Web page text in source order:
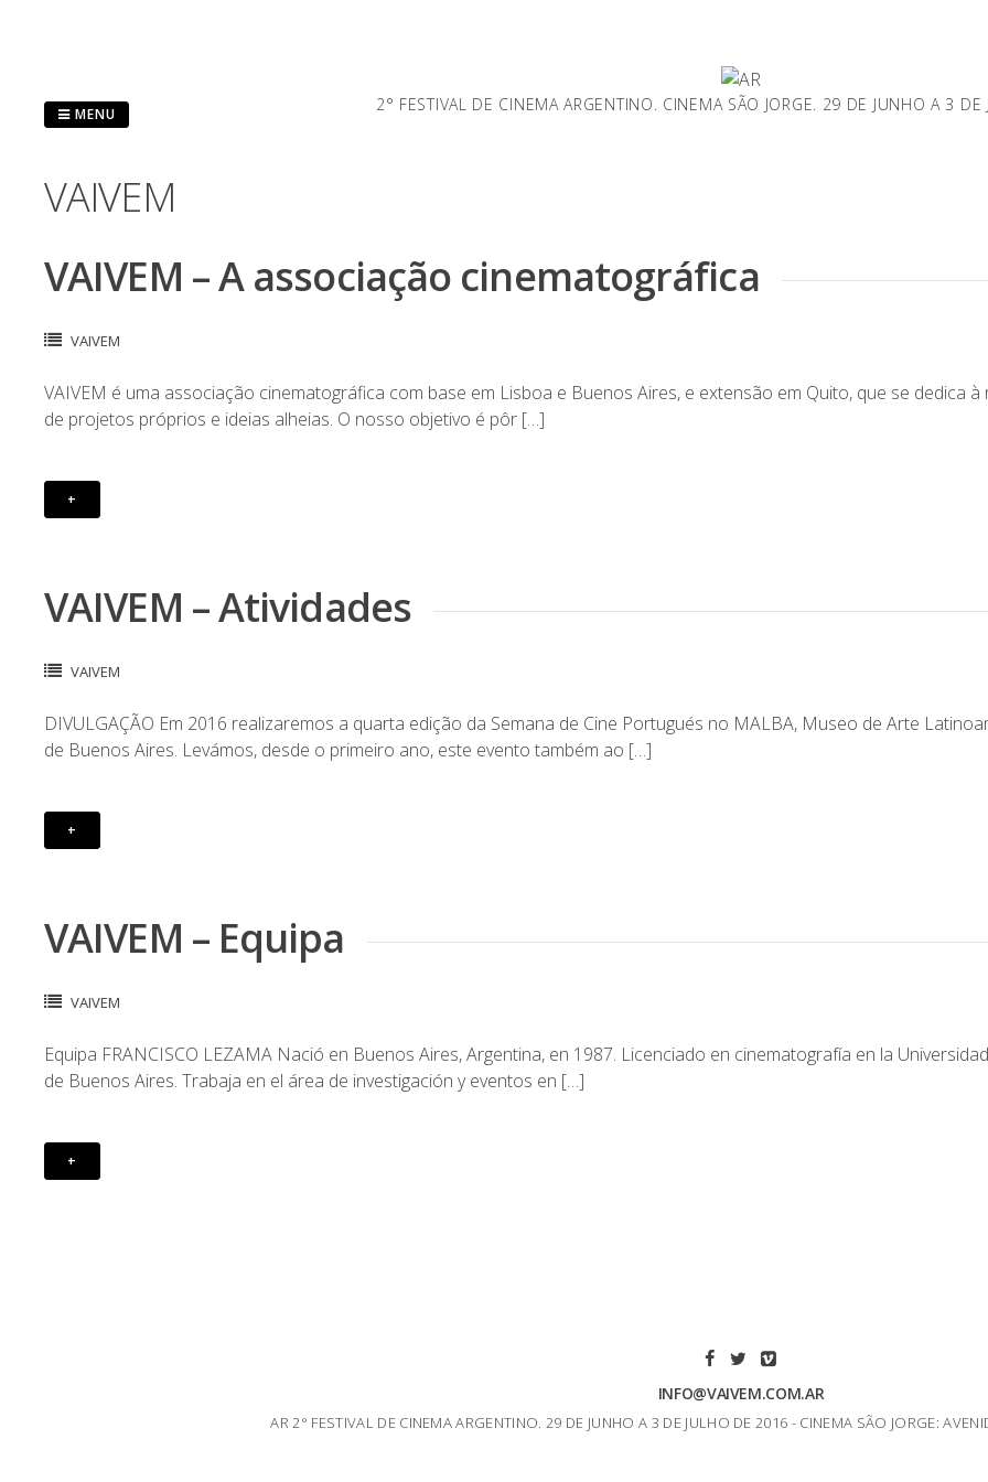
2° FESTIVAL DE CINEMA ARGENTINO. CINEMA SÃO JORGE. 29 DE JUNHO A 3
MENU
VAIVEM
VAIVEM – A associação cinematográfica
VAIVEM
VAIVEM é uma associação cinematográfica com base em Lisboa e Buenos Aires, e extensão em Quito, que se dedica à
de projetos próprios e ideias alheias. O nosso objetivo é pôr […]
+
VAIVEM – Atividades
VAIVEM
DIVULGAÇÃO Em 2016 realizaremos a quarta edição da Semana de Cine Portugués no MALBA, Museo de Arte
de Buenos Aires. Levámos, desde o primeiro ano, este evento também ao […]
+
VAIVEM – Equipa
VAIVEM
Equipa FRANCISCO LEZAMA Nació en Buenos Aires, Argentina, en 1987. Licenciado en cinematografía en la
de Buenos Aires. Trabaja en el área de investigación y eventos en […]
+
INFO@VAIVEM.COM.AR
AR 2° FESTIVAL DE CINEMA ARGENTINO. 29 DE JUNHO A 3 DE JULHO DE 2016 - CINEMA SÃO JORGE: